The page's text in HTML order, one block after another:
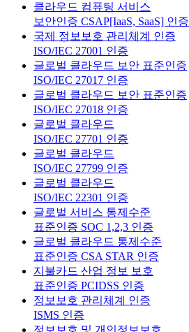
클라우드 컴퓨팅 서비스
보안인증 CSAP[IaaS, SaaS] 인증
국제 정보보호 관리체계 인증
ISO/IEC 27001 인증
글로벌 클라우드 보안 표준인증
ISO/IEC 27017 인증
글로벌 클라우드 보안 표준인증
ISO/IEC 27018 인증
글로벌 클라우드
ISO/IEC 27701 인증
글로벌 클라우드
ISO/IEC 27799 인증
글로벌 클라우드
ISO/IEC 22301 인증
글로벌 서비스 통제수준
표준인증 SOC 1,2,3 인증
글로벌 클라우드 통제수준
표준인증 CSA STAR 인증
지불카드 산업 정보 보호
표준인증 PCIDSS 인증
정보보호 관리체계 인증
ISMS 인증